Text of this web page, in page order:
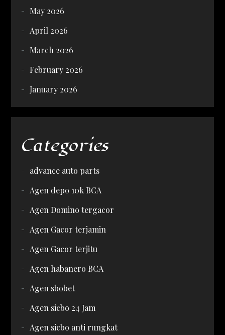
May 2026
April 2026
March 2026
February 2026
January 2026
Categories
advance auto parts
Agen depo 10k BCA
Agen Domino tergacor
Agen Gacor terjamin
Agen Gacor terjitu
Agen habanero BCA
Agen sbobet
Agen sicbo 24 Jam
Agen sicbo anti rungkat